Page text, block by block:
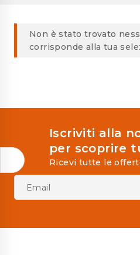
Non è stato trovato
corrisponde alla tua
Iscriviti alla
per scoprire
Ricevi tutte le